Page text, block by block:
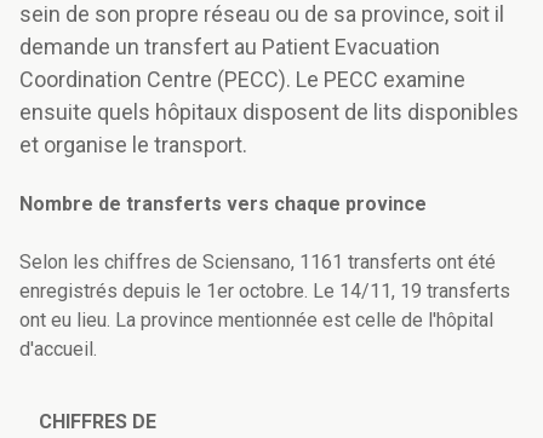
sein de son propre réseau ou de sa province, soit il
demande un transfert au Patient Evacuation
Coordination Centre (PECC). Le PECC examine
ensuite quels hôpitaux disposent de lits disponibles
et organise le transport.
Nombre de transferts vers chaque province
Selon les chiffres de Sciensano, 1161 transferts ont été
enregistrés depuis le 1er octobre. Le 14/11, 19 transferts
ont eu lieu. La province mentionnée est celle de l'hôpital
d'accueil.
CHIFFRES DE